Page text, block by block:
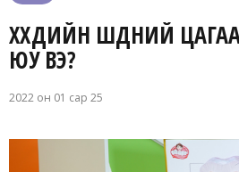
ХҮҮХДИЙН ШҮДНИЙ
ЮУ ВЭ?
2022 он 01 сар 25